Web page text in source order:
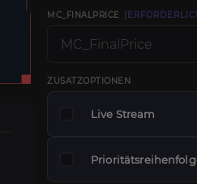
MC_FINALPRICE
ZUSATZOPTIONEN
Live Stream